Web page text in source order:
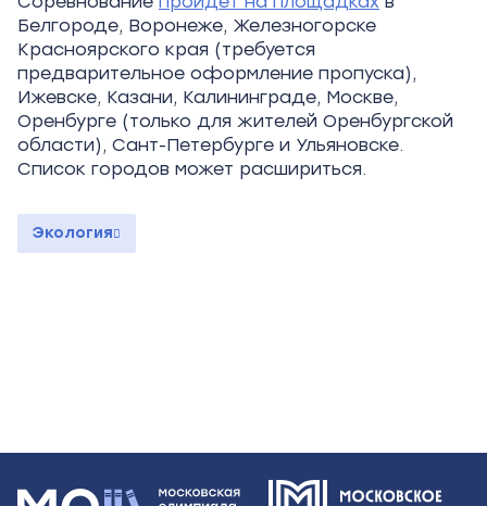
Белгороде, Воронеже, Железногорске
Красноярского края (требуется
предварительное оформление пропуска),
Ижевске, Казани, Калининграде, Москве,
Оренбурге (только для жителей Оренбургской
области), Сант-Петербурге и Ульяновске.
Список городов может расшириться.
Экология